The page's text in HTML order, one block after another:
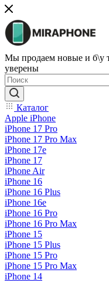
Мы продаем новые и б\у
уверены
Каталог
Apple iPhone
iPhone 17 Pro
iPhone 17 Pro Max
iPhone 17e
iPhone 17
iPhone Air
iPhone 16
iPhone 16 Plus
iPhone 16e
iPhone 16 Pro
iPhone 16 Pro Max
iPhone 15
iPhone 15 Plus
iPhone 15 Pro
iPhone 15 Pro Max
iPhone 14